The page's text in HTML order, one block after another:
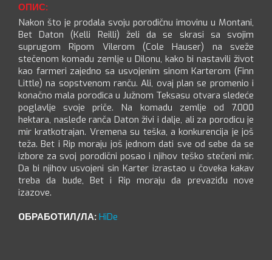
ОПИС:
Nakon što je prodala svoju porodičnu imovinu u Montani,
Bet Daton (Kelli Reilli) želi da se skrasi sa svojim
suprugom Ripom Vilerom (Cole Hauser) na sveže
stečenom komadu zemlje u Dilonu, kako bi nastavili život
kao farmeri zajedno sa usvojenim sinom Karterom (Finn
Little) na sopstvenom ranču. Ali, ovaj plan se promenio i
konačno mala porodica u Južnom Teksasu otvara sledeće
poglavlje svoje priče. Na komadu zemlje od 7.000
hektara, nasleđe ranča Daton živi i dalje, ali za porodicu je
mir kratkotrajan. Vremena su teška, a konkurencija je još
teža. Bet i Rip moraju još jednom dati sve od sebe da se
izbore za svoj porodični posao i njihov teško stečeni mir.
Da bi njihov usvojeni sin Karter izrastao u čoveka kakav
treba da bude, Bet i Rip moraju da prevaziđu nove
izazove.
OБРАБОТИЛ/ЛА: HiDe